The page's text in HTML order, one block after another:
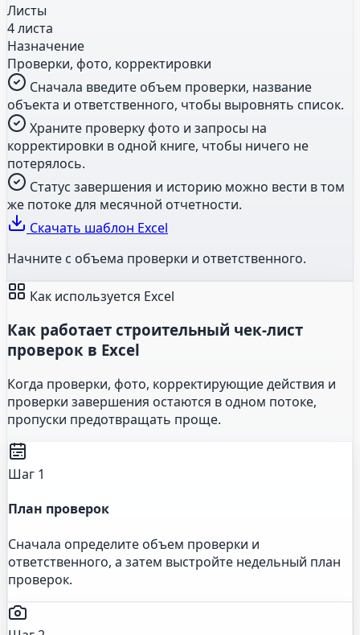
Листы
4 листа
Назначение
Проверки, фото, корректировки
Сначала введите объем проверки, название
объекта и ответственного, чтобы выровнять список.
Храните проверку фото и запросы на
корректировки в одной книге, чтобы ничего не
потерялось.
Статус завершения и историю можно вести в том
же потоке для месячной отчетности.
Скачать шаблон Excel
Начните с объема проверки и ответственного.
Как используется Excel
Как работает строительный чек-лист
проверок в Excel
Когда проверки, фото, корректирующие действия и
проверки завершения остаются в одном потоке,
пропуски предотвращать проще.
Шаг 1
План проверок
Сначала определите объем проверки и
ответственного, а затем выстройте недельный план
проверок.